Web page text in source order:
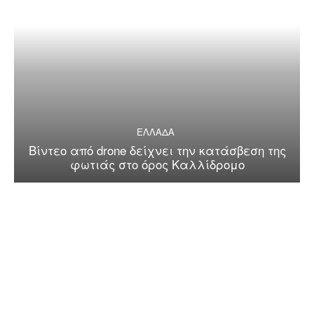
ΕΛΛΑΔΑ
Βίντεο από drone δείχνει την κατάσβεση της
φωτιάς στο όρος Καλλίδρομο